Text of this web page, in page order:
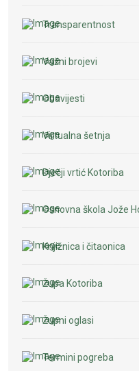
Transparentnost
Važni brojevi
Obavijesti
Virtualna šetnja
Dječji vrtić Kotoriba
Osnovna škola Jože
Knjižnica i čitaonica
Župa Kotoriba
Župni oglasi
Termini pogreba